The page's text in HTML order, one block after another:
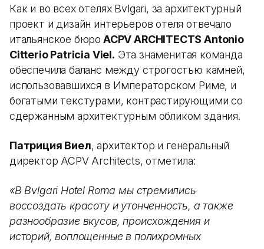
Как и во всех отелях Bvlgari, за архитектурный
проект и дизайн интерьеров отеля отвечало
итальянское бюро ACPV ARCHITECTS Antonio
Citterio Patricia Viel. Эта знаменитая команда
обеспечила баланс между строгостью камней,
использовавшихся в Императорском Риме, и
богатыми текстурами, контрастирующими со
сдержанным архитектурным обликом здания.
Патриция Виел, архитектор и генеральный
директор ACPV Architects, отметила:
«В Bvlgari Hotel Roma мы стремились
воссоздать красоту и утонченность, а также
разнообразие вкусов, происхождения и
историй, воплощенные в полихромных